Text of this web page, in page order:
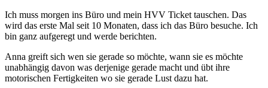
Ich muss morgen ins Büro und mein HVV Ticket tauschen. Das
wird das erste Mal seit 10 Monaten, dass ich das Büro besuche. Ich
bin ganz aufgeregt und werde berichten.
Anna greift sich wen sie gerade so möchte, wann sie es möchte
unabhängig davon was derjenige gerade macht und übt ihre
motorischen Fertigkeiten wo sie gerade Lust dazu hat.